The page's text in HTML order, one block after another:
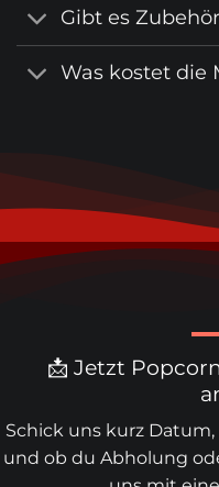
Gibt es
Was kostet die
📩 Jetzt
Schick uns kurz Datum,
und ob du Abholung